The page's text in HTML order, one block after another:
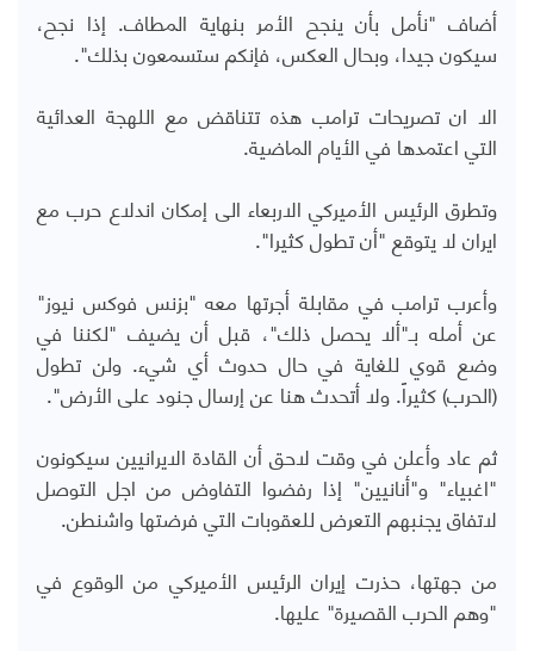
أضاف "نأمل بأن ينجح الأمر بنهاية المطاف. إذا نجح،
سيكون جيدا، وبحال العكس، فإنكم ستسمعون بذلك".
الا ان تصريحات ترامب هذه تتناقض مع اللهجة العدائية
التي اعتمدها في الأيام الماضية.
وتطرق الرئيس الأميركي الاربعاء الى إمكان اندلاع حرب مع
ايران لا يتوقع "أن تطول كثيرا".
وأعرب ترامب في مقابلة أجرتها معه "بزنس فوكس نيوز"
عن أمله بـ"ألا يحصل ذلك"، قبل أن يضيف "لكننا في
وضع قوي للغاية في حال حدوث أي شيء. ولن تطول
(الحرب) كثيراً. ولا أتحدث هنا عن إرسال جنود على الأرض".
ثم عاد وأعلن في وقت لاحق أن القادة الايرانيين سيكونون
"اغبياء" و"أنانيين" إذا رفضوا التفاوض من اجل التوصل
لاتفاق يجنبهم التعرض للعقوبات التي فرضتها واشنطن.
من جهتها، حذرت إيران الرئيس الأميركي من الوقوع في
"وهم الحرب القصيرة" عليها.